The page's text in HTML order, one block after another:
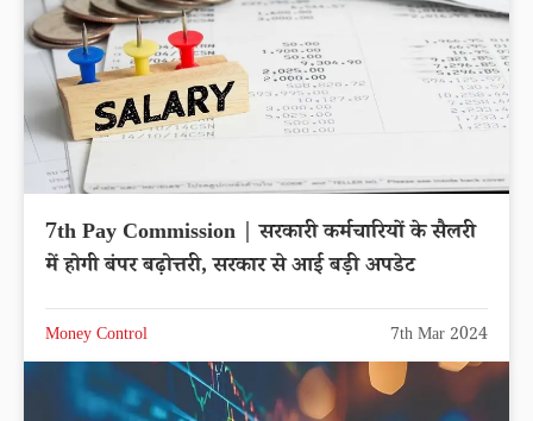
7th Pay Commission | सरकारी कर्मचारियों के सैलरी
में होगी बंपर बढ़ोत्तरी, सरकार से आई बड़ी अपडेट
Money Control 7th Mar 2024